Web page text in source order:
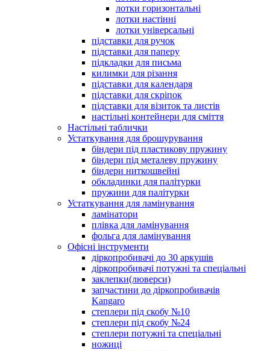
лотки горизонтальні
лотки настінні
лотки універсальні
підставки для ручок
підставки для паперу
підкладки для письма
килимки для різання
підставки для календаря
підставки для скріпок
підставки для візиток та листів
настільні контейнери для сміття
Настільні таблички
Устаткування для брошурування
біндери під пластикову пружину
біндери під металеву пружину
біндери ниткошвейні
обкладинки для палітурки
пружини для палітурки
Устаткування для ламінування
ламінатори
плівка для ламінування
фольга для ламінування
Офісні інструменти
діркопробивачі до 30 аркушів
діркопробивачі потужні та спеціальні
заклепки(люверси)
запчастини до діркопробивачів
Kangaro
степлери під скобу №10
степлери під скобу №24
степлери потужні та спеціальні
ножиці